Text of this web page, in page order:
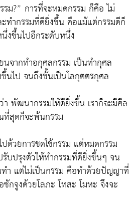
รม?” การที่จะหมดกรรม ก็คือ ไม่
ทำกรรมที่ดียิ่งขึ้น คือแม้แต่กรรมดีก็
งขึ้นไปอีกระดับหนึ่ง
จากทำอกุศลกรรม เป็นทำกุศล
นไป จนถึงขั้นเป็นโลกุตตรกุศล
พัฒนากรรมให้ดียิ่งขึ้น เราก็จะมีศีล
สุดก็จะพ้นกรรม
ด้วยการชดใช้กรรม แต่หมดกรรม
บปรุงตัวให้ทำกรรมที่ดียิ่งขึ้นๆ จน
ำ แต่ไม่เป็นกรรม คือทำด้วยปัญญาที่
กจูงด้วยโลภะ โทสะ โมหะ จึงจะ